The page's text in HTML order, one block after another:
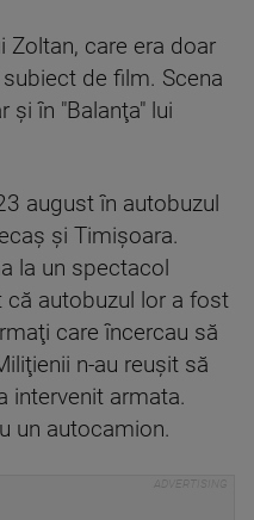
Zoltan, care era doar
de film. Scena
şi în "Balanţa" lui
august în autobuzul
şi Timişoara.
la un spectacol
că autobuzul lor a fost
care încercau să
n-au reuşit să
intervenit armata.
un autocamion.